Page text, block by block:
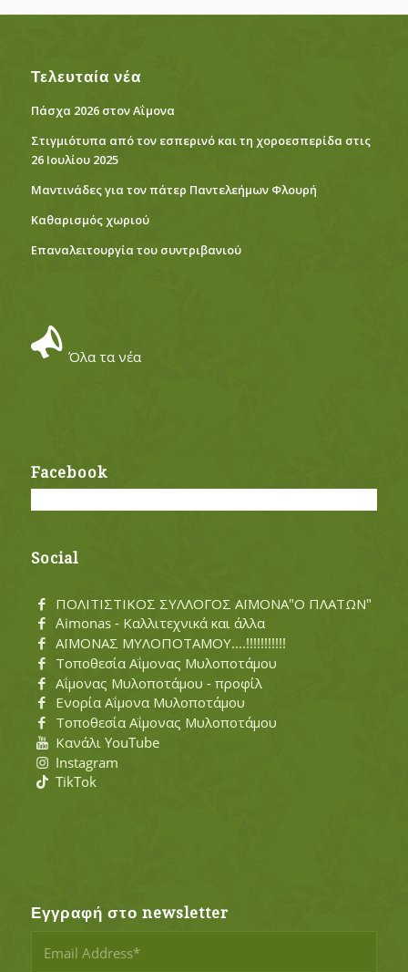
Τελευταία νέα
Πάσχα 2026 στον Αΐμονα
Στιγμιότυπα από τον εσπερινό και τη χοροεσπερίδα στις
26 Ιουλίου 2025
Μαντινάδες για τον πάτερ Παντελεήμων Φλουρή
Καθαρισμός χωριού
Eπαναλειτουργία του συντριβανιού
Όλα τα νέα
Facebook
Social
ΠΟΛΙΤΙΣΤΙΚΟΣ ΣΥΛΛΟΓΟΣ ΑΪΜΟΝΑ"Ο ΠΛΑΤΩΝ"
Aimonas - Καλλιτεχνικά και άλλα
ΑΪΜΟΝΑΣ ΜΥΛΟΠΟΤΑΜΟΥ....!!!!!!!!!!!
Τοποθεσία Αΐμονας Μυλοποτάμου
Αΐμονας Μυλοποτάμου - προφίλ
Ενορία Αΐμονα Μυλοποτάμου
Τοποθεσία Αΐμονας Μυλοποτάμου
Κανάλι YouTube
Instagram
TikTok
Εγγραφή στο newsletter